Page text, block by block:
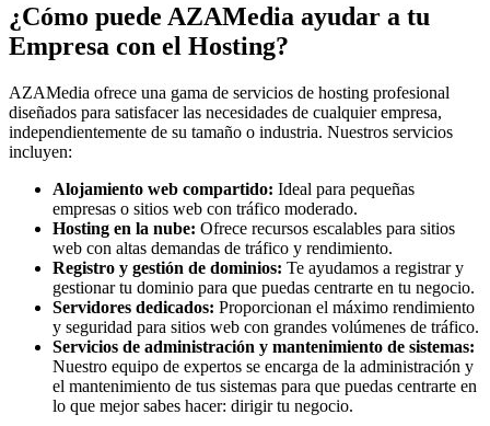
¿Cómo puede AZAMedia ayudar a tu
Empresa con el Hosting?
AZAMedia ofrece una gama de servicios de hosting profesional
diseñados para satisfacer las necesidades de cualquier empresa,
independientemente de su tamaño o industria. Nuestros servicios
incluyen:
Alojamiento web compartido: Ideal para pequeñas
empresas o sitios web con tráfico moderado.
Hosting en la nube: Ofrece recursos escalables para sitios
web con altas demandas de tráfico y rendimiento.
Registro y gestión de dominios: Te ayudamos a registrar y
gestionar tu dominio para que puedas centrarte en tu negocio.
Servidores dedicados: Proporcionan el máximo rendimiento
y seguridad para sitios web con grandes volúmenes de tráfico.
Servicios de administración y mantenimiento de sistemas:
Nuestro equipo de expertos se encarga de la administración y
el mantenimiento de tus sistemas para que puedas centrarte en
lo que mejor sabes hacer: dirigir tu negocio.